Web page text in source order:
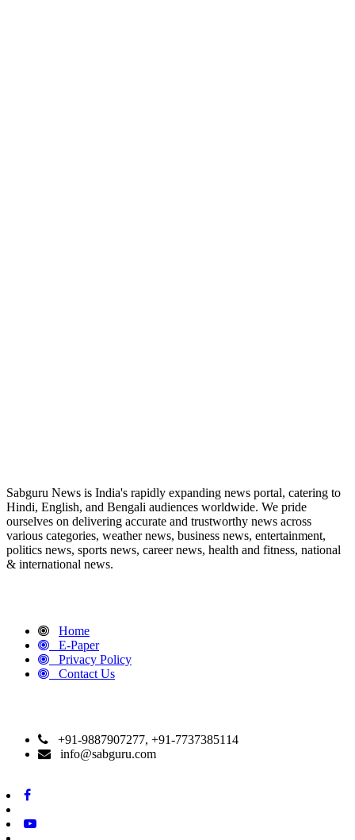
Sabguru News is India's rapidly expanding news portal, catering to
Hindi, English, and Bengali audiences worldwide. We pride
ourselves on delivering accurate and trustworthy news across
various categories, weather news, business news, entertainment,
politics news, sports news, career news, health and fitness, national
& international news.
Home
E-Paper
Privacy Policy
Contact Us
+91-9887907277, +91-7737385114
info@sabguru.com